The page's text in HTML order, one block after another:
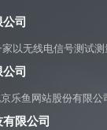
司
司
限公司